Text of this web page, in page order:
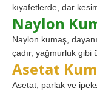
kıyafetlerde, dar
Naylon
Naylon kumaş,
çadır, yağmurluk gibi
Asetat
Asetat, parlak ve